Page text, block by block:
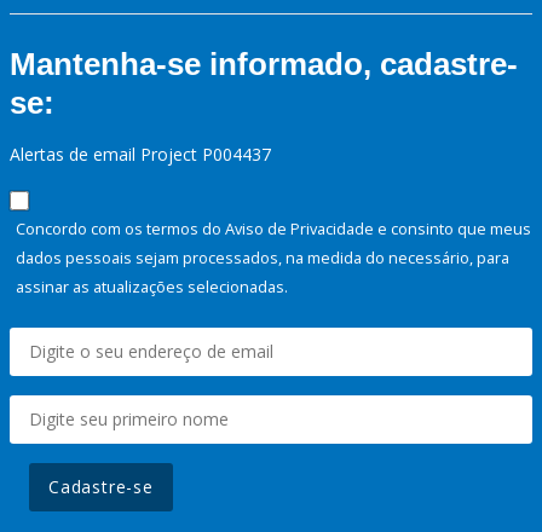
Mantenha-se informado, cadastre-
se:
Alertas de email Project P004437
Concordo com os termos do Aviso de Privacidade e consinto que meus
dados pessoais sejam processados, na medida do necessário, para
assinar as atualizações selecionadas.
Cadastre-se